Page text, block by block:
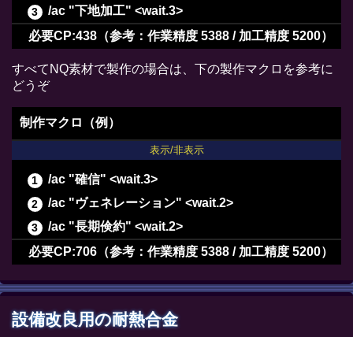
/ac "下地加工" <wait.3>
/ac "ヴェネレーション" <wait.2>
/ac "パーフェクトメンド" <wait.3>
/ac "精密作業" <wait.3>
/ac "イノベーション" <wait.2>
/ac "下地加工" <wait.3>
/ac "下地加工" <wait.3>
/ac "グレートストライド" <wait.2>
/ac "ビエルゴの祝福" <wait.3>
/ac "下地作業" <wait.3>
必要CP:438（参考：作業精度 5388 / 加工精度 5200）
すべてNQ素材で製作の場合は、下の製作マクロを参考に
どうぞ
制作マクロ（例）
表示/非表示
/ac "確信" <wait.3>
/ac "ヴェネレーション" <wait.2>
/ac "長期倹約" <wait.2>
/ac "下地加工" <wait.3>
/ac "イノベーション" <wait.2>
必要CP:706（参考：作業精度 5388 / 加工精度 5200）
設備改良用の耐熱合金